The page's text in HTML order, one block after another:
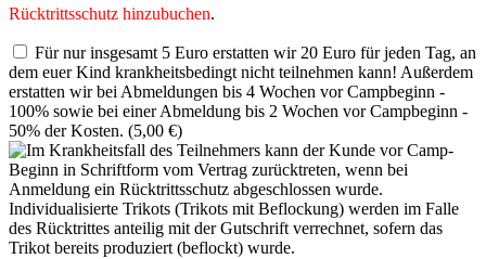
Rücktrittsschutz hinzubuchen.
Für nur insgesamt 5 Euro erstatten wir 20 Euro für jeden Tag, an
dem euer Kind krankheitsbedingt nicht teilnehmen kann! Außerdem
erstatten wir bei Abmeldungen bis 4 Wochen vor Campbeginn -
100% sowie bei einer Abmeldung bis 2 Wochen vor Campbeginn -
50% der Kosten. (5,00 €)